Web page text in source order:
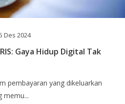
Des 2024
Gaya Hidup Digital Tak
pembayaran yang dikeluarkan
memu...